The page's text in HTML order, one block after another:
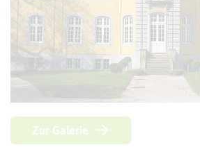
Zur Galerie